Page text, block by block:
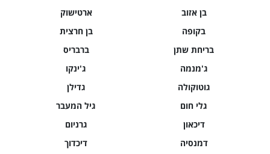
ארטישוק
בן אזוב
בן חרצית
בקופה
ברבריס
בריחת שתן
ג'ינקו
ג'מנמה
גדילן
גוטוקולה
גיל המעבר
גלי חום
גרניום
דיכאון
דיכדוך
דמנסיה